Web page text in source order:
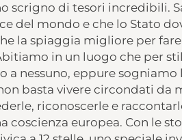
scrigno di tesori incredibili.
del mondo e che lo Stato
la spiaggia migliore per
in un luogo che per
a nessuno, eppure sogniamo
basta vivere circondati da
riconoscerle e
coscienza europea. Con le